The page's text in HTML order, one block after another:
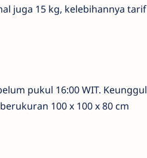
juga 15 kg, kelebihannya tarif
pukul 16:00 WIT.
100 x 100 x 80 cm